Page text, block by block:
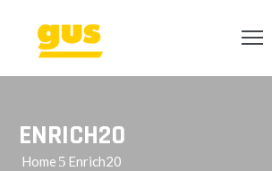
ENRICH20
Home Enrich20